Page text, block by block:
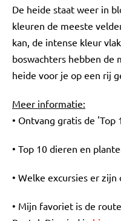
De heide staat weer in
kleuren de meeste
kan, de intense kleur
boswachters hebben de
heide voor je op een rij
Meer informatie:
• Ontvang gratis de 'Top
• Top 10 dieren en
• Welke excursies er
• Mijn favoriet is de